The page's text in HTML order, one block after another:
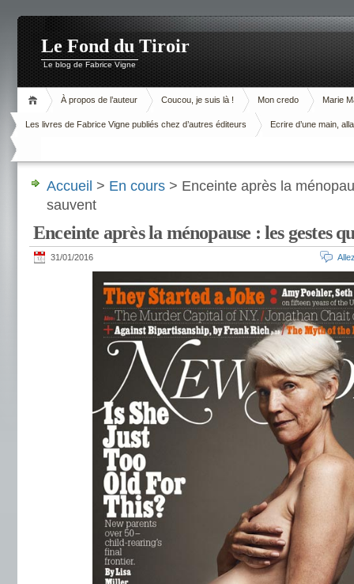
Le Fond du Tiroir
Le blog de Fabrice Vigne
À propos de l’auteur Coucou, je suis là ! Mon credo Marie
Les livres de Fabrice Vigne publiés chez d’autres éditeurs Ecrire d’une main,
Accueil > En cours > Enceinte après la
sauvent
Enceinte après la ménopause : les gestes
31/01/2016